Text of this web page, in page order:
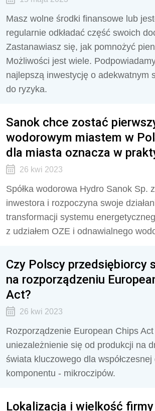
Masz wolne środki finansowe lub
regularnie odkładać część swoich
Zastanawiasz się, jak pomnożyć
Możliwości jest wiele.
najlepszą inwestycję o adekwatnym
do ryzyka.
Sanok chce zostać
wodorowym miastem w
dla miasta oznacza w
26 kwi 2023
Spółka wodorowa Hydro Sanok Sp.
inwestora i rozpoczyna swoje
transformacji systemu
z udziałem OZE i odnawialnego
Czy Polscy przedsiębiorcy
na rozporządzeniu
Act?
26 kwi 2023
Rozporządzenie European Chips
uniezależnienie się od produkcji na
świata kluczowego dla współczesnej
komponentu - mikroczipów.
Lokalizacja i wielkość